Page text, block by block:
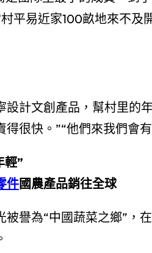
平易近家100畝地來不及
設計文創產品，幫村里的
得很快。”“他們來我們會
輕”
件國農產品銷往全球
被譽為“中國蔬菜之鄉”，